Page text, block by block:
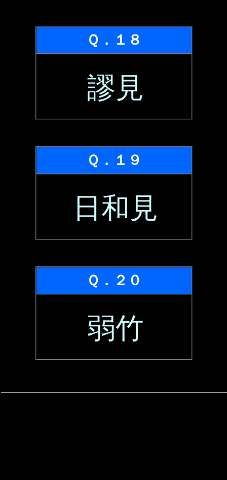
Ｑ．１８
謬見
Ｑ．１９
日和見
Ｑ．２０
弱竹